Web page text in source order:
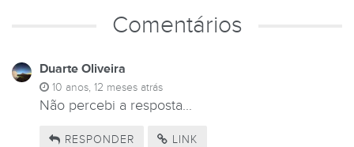
Comentários
Duarte Oliveira
10 anos, 12 meses atrás
Não percebi a resposta...
RESPONDER LINK